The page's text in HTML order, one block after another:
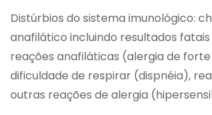
Distúrbios do sistema imunológico:
anafilático incluindo resultados
reações anafiláticas (alergia de
dificuldade de respirar (dispnéia),
outras reações de alergia